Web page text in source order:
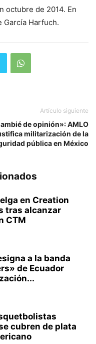
Artículo siguiente
de opinión»: AMLO
militarización de la
pública en México
en Creation
tras alcanzar
CTM
a la banda
de Ecuador
cubren de plata